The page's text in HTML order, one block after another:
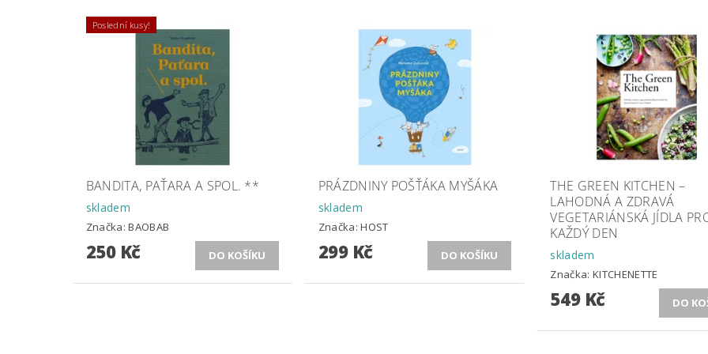
Poslední kusy!
BANDITA, PAŤARA A SPOL. **
skladem
Značka:BAOBAB
250 Kč
PRÁZDNINY POŠŤÁKA MYŠÁKA
skladem
Značka:HOST
299 Kč
THE GREEN KITCHEN –
LAHODNÁ A ZDRAVÁ
VEGETARIÁNSKÁ JÍDLA
KAŽDÝ DEN
skladem
Značka:KITCHENETTE
549 Kč